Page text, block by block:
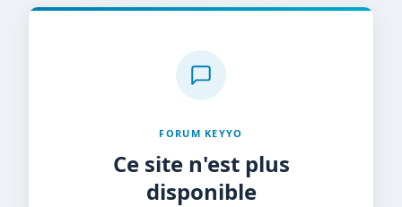
FORUM KEYYO
Ce site n'est plus
disponible